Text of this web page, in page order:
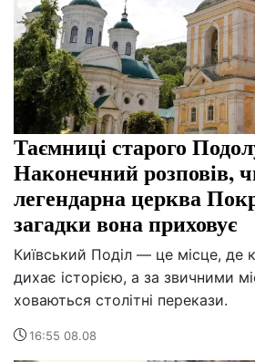
Таємниці старого
Наконечний розповів,
легендарна церква
загадки вона приховує
Київський Поділ — це місце, де
дихає історією, а за звичними
ховаються столітні перекази.
16:55 08.08